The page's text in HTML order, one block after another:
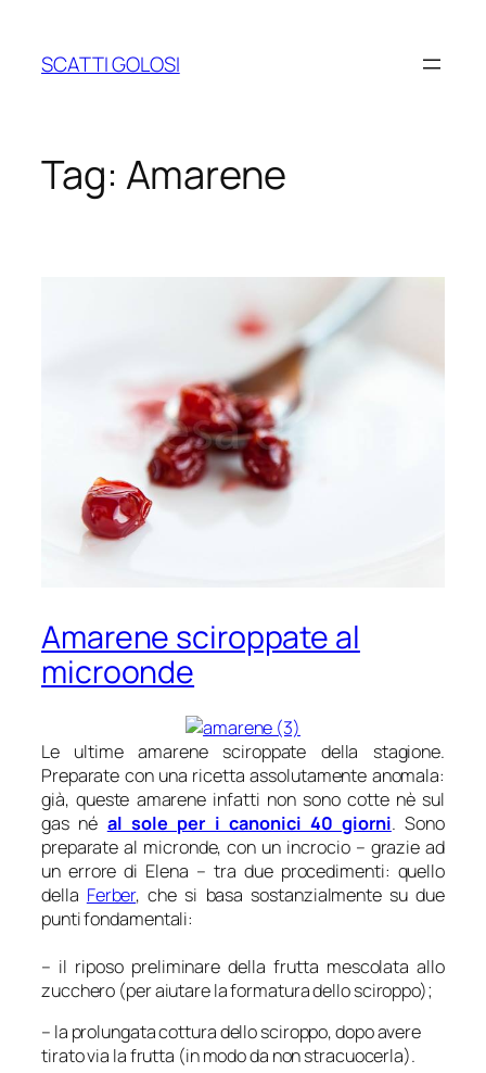
contenuto
SCATTI GOLOSI
Tag: Amarene
Amarene sciroppate al
microonde
Le ultime amarene sciroppate della stagione.
Preparate con una ricetta assolutamente anomala:
già, queste amarene infatti non sono cotte nè sul
gas né al sole per i canonici 40 giorni. Sono
preparate al micronde, con un incrocio – grazie ad
un errore di Elena – tra due procedimenti: quello
della Ferber, che si basa sostanzialmente su due
punti fondamentali:
– il riposo preliminare della frutta mescolata allo
zucchero (per aiutare la formatura dello sciroppo);
– la prolungata cottura dello sciroppo, dopo avere
tirato via la frutta (in modo da non stracuocerla).